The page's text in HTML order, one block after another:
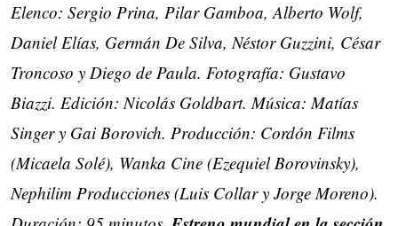
Elenco: Sergio Prina, Pilar Gamboa, Alberto Wolf,
Daniel Elías, Germán De Silva, Néstor Guzzini, César
Troncoso y Diego de Paula. Fotografía: Gustavo
Biazzi. Edición: Nicolás Goldbart. Música: Matías
Singer y Gai Borovich. Producción: Cordón Films
(Micaela Solé), Wanka Cine (Ezequiel Borovinsky),
Nephilim Producciones (Luis Collar y Jorge Moreno).